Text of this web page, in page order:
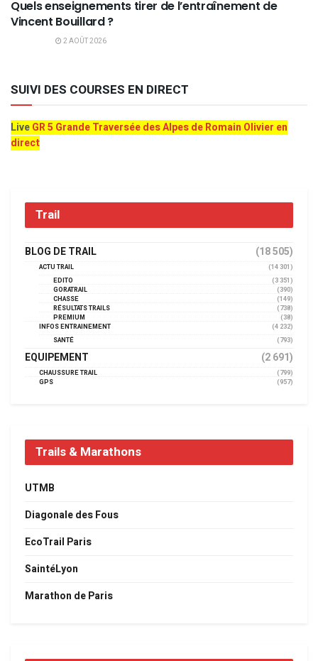
Quels enseignements tirer de l’entraînement de
Vincent Bouillard ?
2 AOÛT 2026
SUIVI DES COURSES EN DIRECT
LiveGR 5 Grande Traversée des Alpes de Romain Olivier en
direct
Trail
BLOG DE TRAIL (18 505)
ACTU TRAIL
(14 301)
EDITO
(3 351)
GORATRAIL
(390)
CHASSE
(149)
RÉSULTATS TRAILS
(738)
PREMIUM
(38)
INFOS ENTRAINEMENT
(4 232)
SANTÉ
(793)
EQUIPEMENT (2 691)
CHAUSSURE TRAIL
(799)
GPS
(957)
Trails & Marathons
UTMB
Diagonale des Fous
EcoTrail Paris
SaintéLyon
Marathon de Paris